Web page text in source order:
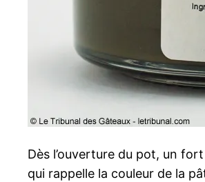
Dès l’ouverture du pot, un
qui rappelle la couleur de la